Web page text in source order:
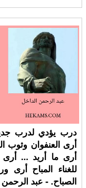
درب يؤدي لدرب
أرى العنفوان وثوب
أرى ما أريد ...
للغناء المباح أرى
الصباح. - عبد